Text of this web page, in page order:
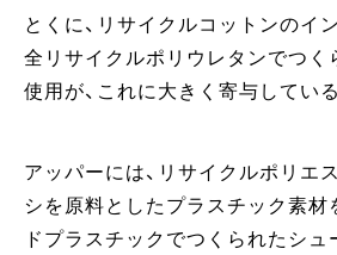
とくに、リサイクルコットンのイ
全リサイクルポリウレタンでつく
使用が、これに大きく寄与している
アッパーには、リサイクルポリエ
シを原料としたプラスチック素材
ドプラスチックでつくられたシュ